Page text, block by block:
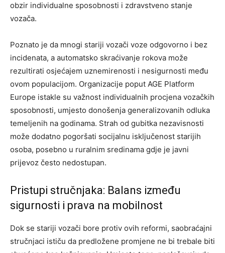
obzir individualne sposobnosti i zdravstveno stanje
vozača.
Poznato je da mnogi stariji vozači voze odgovorno i bez
incidenata, a automatsko skraćivanje rokova može
rezultirati osjećajem uznemirenosti i nesigurnosti među
ovom populacijom. Organizacije poput AGE Platform
Europe istakle su važnost individualnih procjena vozačkih
sposobnosti, umjesto donošenja generalizovanih odluka
temeljenih na godinama. Strah od gubitka nezavisnosti
može dodatno pogoršati socijalnu isključenost starijih
osoba, posebno u ruralnim sredinama gdje je javni
prijevoz često nedostupan.
Pristupi stručnjaka: Balans između
sigurnosti i prava na mobilnost
Dok se stariji vozači bore protiv ovih reformi, saobraćajni
stručnjaci ističu da predložene promjene ne bi trebale biti